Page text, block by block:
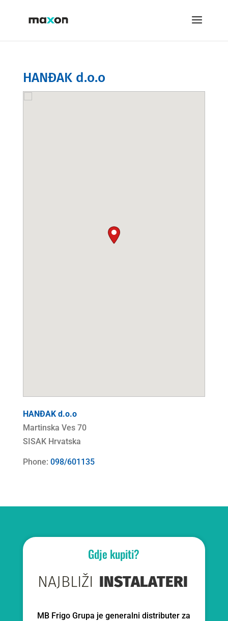
HANĐAK d.o.o
HANĐAK d.o.o
Martinska Ves 70
SISAK Hrvatska
Phone: 098/601135
Gdje kupiti?
NAJBLIŽI INSTALATERI
MB Frigo Grupa je generalni distributer za